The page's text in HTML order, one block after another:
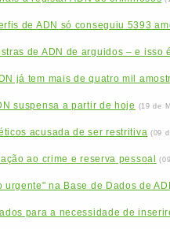
de ADN só conseguiu 5393
de ADN de arguidos – e isso
já tem mais de quatro mil
suspensa a partir de hoje (19 de
acusada de ser restritiva (09
ao crime e reserva pessoal
urgente" na Base de Dados de
para a necessidade de